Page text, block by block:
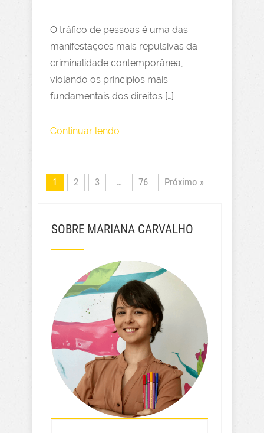
O tráfico de pessoas é uma das
manifestações mais repulsivas da
criminalidade contemporânea,
violando os princípios mais
fundamentais dos direitos […]
Continuar lendo
1 2 3 … 76 Próximo »
SOBRE MARIANA CARVALHO